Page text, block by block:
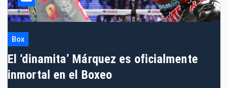
Box
El ‘dinamita’ Márquez es oficialmente
inmortal en el Boxeo